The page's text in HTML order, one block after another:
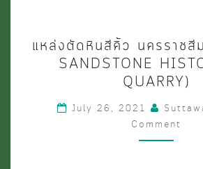
ตัด
หิน
นครรา
แหล่งตัดหินสีคิ้ว นครราชสี
SANDSTONE
QUARRY)
July 26, 2021
Comment